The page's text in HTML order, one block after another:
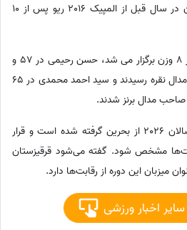
و عنوان با ارزش قهرمانی جهان در سال قبل از المپیک 2016 ریو پس از 10
در مسابقات جهانی 2015 که در 8 وزن برگزار می شد، حسن رحیمی در 57 و
حسن یزدانی در 70 کیلوگرم به مدال نقره رسیدند و سید احمد محمدی در 65
میزبانی رقابت‌های کشتی بزرگسالان 2026 از بحرین گرفته شده است و قرار
مشخص شود. گفته می‌شود قرقیزستان
میزبان این دوره از رقابت‌ها دارد.
اخبار ورزشی